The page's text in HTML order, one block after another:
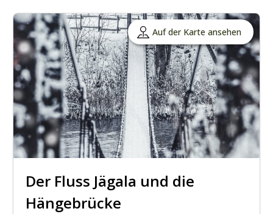
Auf der Karte ansehen
Der Fluss Jägala und die
Hängebrücke